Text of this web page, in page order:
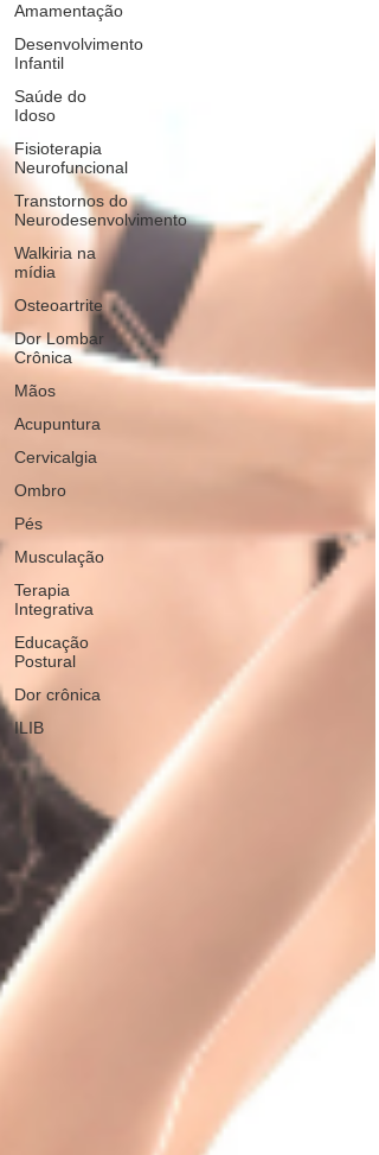
Amamentação
Desenvolvimento
Infantil
Saúde do
Idoso
Fisioterapia
Neurofuncional
Transtornos do
Neurodesenvolvimento
Walkiria na
mídia
Osteoartrite
Dor Lombar
Crônica
Mãos
Acupuntura
Cervicalgia
Ombro
Pés
Musculação
Terapia
Integrativa
Educação
Postural
Dor crônica
ILIB